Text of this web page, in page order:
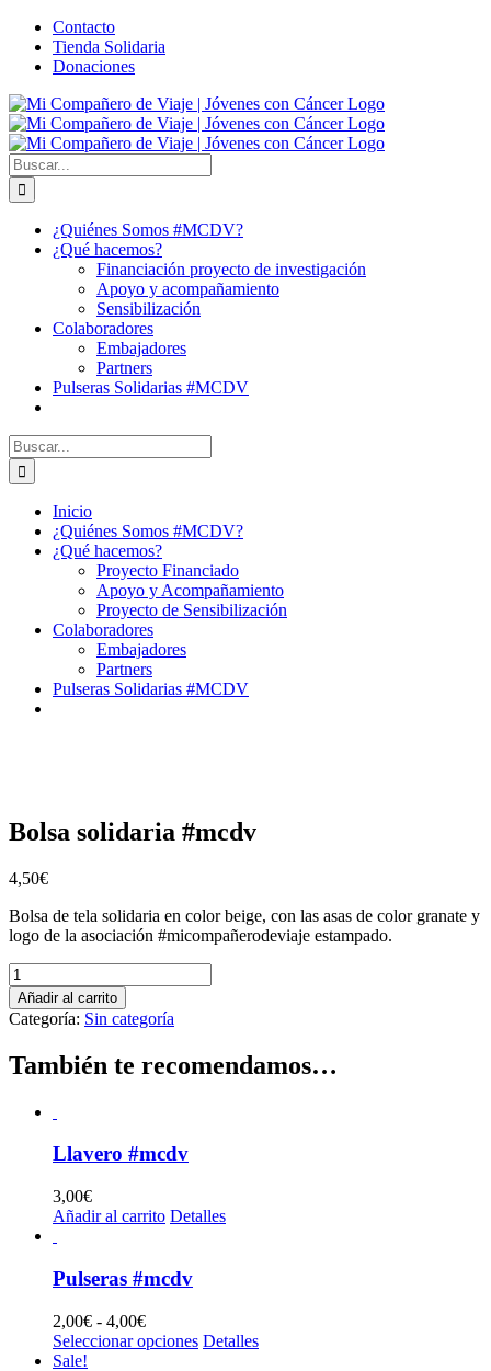
Saltar
contenido
Facebook
YouTube
Instagram
Correo
electrónico
WhatsAppContacto
Tienda Solidaria
Donaciones
Buscar:
¿Quiénes Somos #MCDV?
¿Qué hacemos?
Financiación proyecto de investigación
Apoyo y acompañamiento
Sensibilización
Colaboradores
Embajadores
Partners
Pulseras Solidarias #MCDV
Buscar:
Inicio
¿Quiénes Somos #MCDV?
¿Qué hacemos?
Proyecto Financiado
Apoyo y Acompañamiento
Proyecto de Sensibilización
Colaboradores
Embajadores
Partners
Pulseras Solidarias #MCDV
Bolsa solidaria #mcdv
4,50€
Bolsa de tela solidaria en color beige, con las asas de color granate y
logo de la asociación #micompañerodeviaje estampado.
Bolsa
solidaria
#mcdv
cantidad
Añadir al carrito
Categoría: Sin categoría
También te recomendamos…
Llavero #mcdv
3,00€
Añadir al carrito Detalles
Pulseras #mcdv
2,00€ - 4,00€Rango
de
Seleccionar opciones Este
Detalles
Sale!